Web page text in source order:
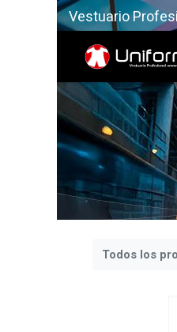
Vestuario
Todos los